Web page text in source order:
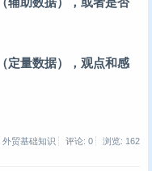
定量数据），观点和感
外贸基础知识 评论: 0 浏览: 162